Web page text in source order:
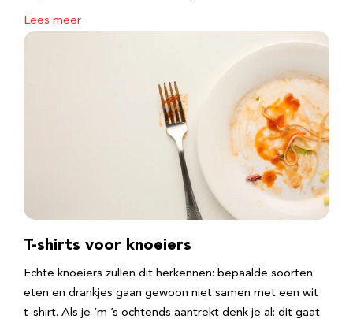
Lees meer
T-shirts voor knoeiers
Echte knoeiers zullen dit herkennen: bepaalde soorten
eten en drankjes gaan gewoon niet samen met een wit
t-shirt. Als je ‘m ’s ochtends aantrekt denk je al: dit gaat